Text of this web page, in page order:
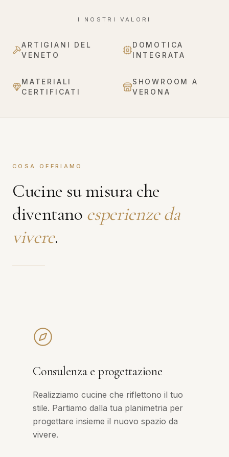
I NOSTRI VALORI
ARTIGIANI DEL
VENETO
DOMOTICA
INTEGRATA
MATERIALI
CERTIFICATI
SHOWROOM A
VERONA
COSA OFFRIAMO
Cucine su misura che
diventano esperienze da
vivere.
Consulenza e progettazione
Realizziamo cucine che riflettono il tuo
stile. Partiamo dalla tua planimetria per
progettare insieme il nuovo spazio da
vivere.